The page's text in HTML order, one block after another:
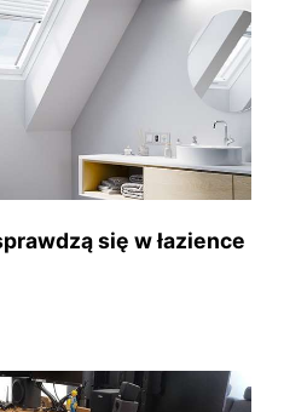
się w łazience